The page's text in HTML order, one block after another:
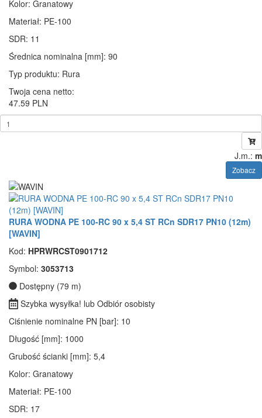
Kolor: Granatowy
Materiał: PE-100
SDR: 11
Średnica nominalna [mm]: 90
Typ produktu: Rura
Twoja cena netto:
47.59 PLN
J.m.: m
Zobacz
RURA WODNA PE 100-RC 90 x 5,4 ST RCn SDR17 PN10 (12m)
[WAVIN]
Kod: HPRWRCST0901712
Symbol: 3053713
Dostępny (79 m)
Szybka wysyłka! lub Odbiór osobisty
Ciśnienie nominalne PN [bar]: 10
Długość [mm]: 1000
Grubość ścianki [mm]: 5,4
Kolor: Granatowy
Materiał: PE-100
SDR: 17